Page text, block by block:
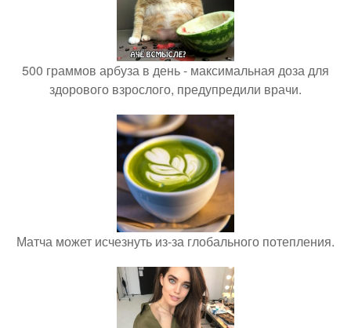
500 граммов арбуза в день - максимальная доза для
здорового взрослого, предупредили врачи.
Матча может исчезнуть из-за глобального потепления.